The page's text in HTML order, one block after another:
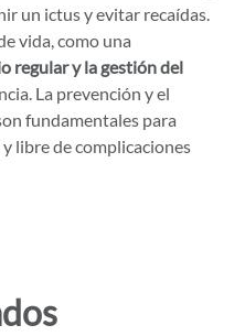
un ictus y evitar recaídas.
vida, como una
regular y la gestión del
La prevención y el
fundamentales para
libre de complicaciones